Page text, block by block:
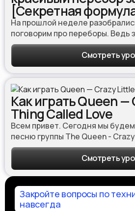
[Секретная
На прошлой неделе
поговорим про переборы. Ведь
Смотреть
Как играть Queen
Thing Called Love
Всем привет. Сегодня мы будем
песню группы The Queen -
Смотреть
Закройте вопросы по
навсегда